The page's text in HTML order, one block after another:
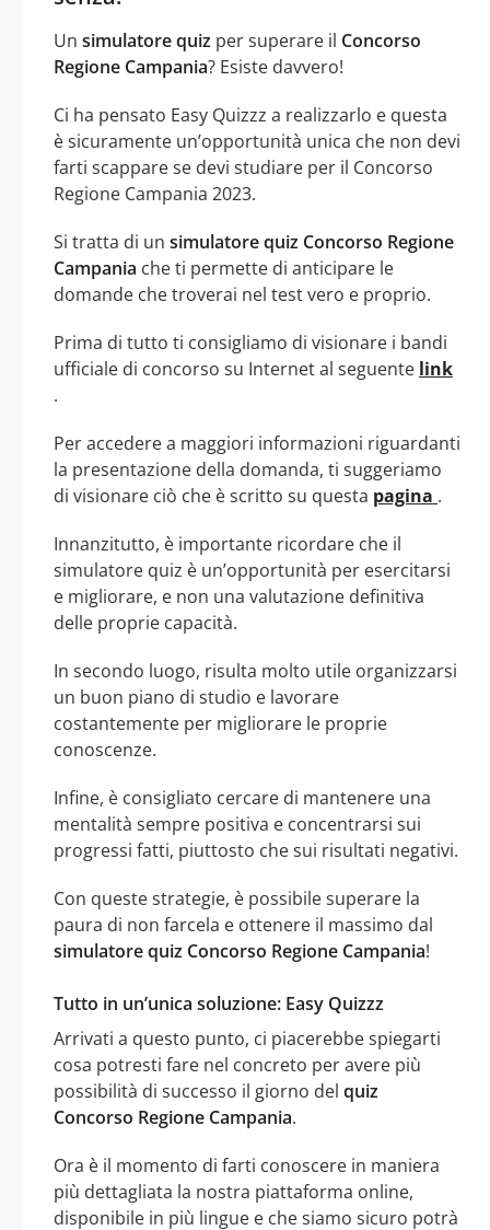
Un simulatore quiz per superare il Concorso
Regione Campania? Esiste davvero!
Ci ha pensato Easy Quizzz a realizzarlo e questa
è sicuramente un’opportunità unica che non devi
farti scappare se devi studiare per il Concorso
Regione Campania 2023.
Si tratta di un simulatore quiz Concorso Regione
Campania che ti permette di anticipare le
domande che troverai nel test vero e proprio.
Prima di tutto ti consigliamo di visionare i bandi
ufficiale di concorso su Internet al seguente link
.
Per accedere a maggiori informazioni riguardanti
la presentazione della domanda, ti suggeriamo
di visionare ciò che è scritto su questa pagina .
Innanzitutto, è importante ricordare che il
simulatore quiz è un’opportunità per esercitarsi
e migliorare, e non una valutazione definitiva
delle proprie capacità.
In secondo luogo, risulta molto utile organizzarsi
un buon piano di studio e lavorare
costantemente per migliorare le proprie
conoscenze.
Infine, è consigliato cercare di mantenere una
mentalità sempre positiva e concentrarsi sui
progressi fatti, piuttosto che sui risultati negativi.
Con queste strategie, è possibile superare la
paura di non farcela e ottenere il massimo dal
simulatore quiz Concorso Regione Campania!
Tutto in un’unica soluzione: Easy Quizzz
Arrivati a questo punto, ci piacerebbe spiegarti
cosa potresti fare nel concreto per avere più
possibilità di successo il giorno del quiz
Concorso Regione Campania.
Ora è il momento di farti conoscere in maniera
più dettagliata la nostra piattaforma online,
disponibile in più lingue e che siamo sicuro potrà